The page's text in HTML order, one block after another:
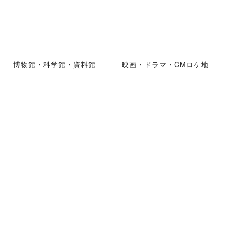
博物館・科学館・資料館 映画・ドラマ・CMロケ地